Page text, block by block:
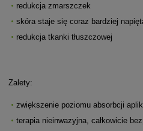
redukcja zmarszczek
skóra staje się coraz bardziej
redukcja tkanki tłuszczowej
Zalety:
zwiększenie poziomu absorbcji
terapia nieinwazyjna, całkowicie